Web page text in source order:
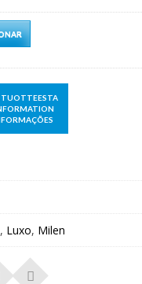
, Luxo, Milen